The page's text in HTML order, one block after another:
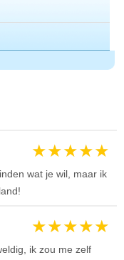
★★★★★
wat je wil, maar ik
★★★★★
ik zou me zelf